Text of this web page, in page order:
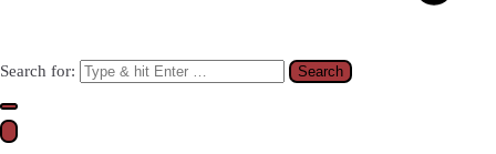
Search for: